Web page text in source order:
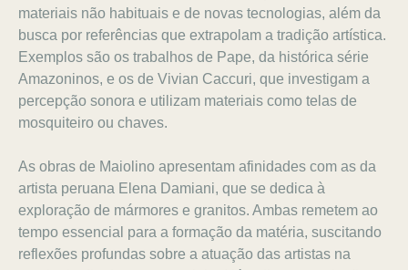
materiais não habituais e de novas tecnologias, além da
busca por referências que extrapolam a tradição artística.
Exemplos são os trabalhos de Pape, da histórica série
Amazoninos, e os de Vivian Caccuri, que investigam a
percepção sonora e utilizam materiais como telas de
mosquiteiro ou chaves.
As obras de Maiolino apresentam afinidades com as da
artista peruana Elena Damiani, que se dedica à
exploração de mármores e granitos. Ambas remetem ao
tempo essencial para a formação da matéria, suscitando
reflexões profundas sobre a atuação das artistas na